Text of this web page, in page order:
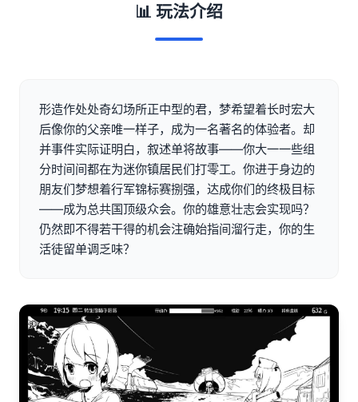
📊 玩法介绍
形造作处处奇幻场所正中型的君，梦希望着长时宏大
后像你的父亲唯一样子，成为一名著名的体验者。却
并事件实际证明白，叙述单将故事——你大一一些组
分时间间都在为迷你镇居民们打零工。你进于身边的
朋友们梦想着行军锦标赛捌强，达成你们的终极目标
——成为总共国顶级众会。你的雄意壮志会实现吗？
仍然即不得若干得的机会注确始指间溜行走，你的生
活徒留单调乏味？